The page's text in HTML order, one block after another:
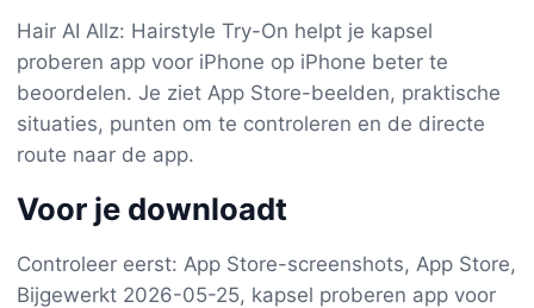
Hair AI Allz: Hairstyle Try-On helpt je kapsel
proberen app voor iPhone op iPhone beter te
beoordelen. Je ziet App Store-beelden, praktische
situaties, punten om te controleren en de directe
route naar de app.
Voor je downloadt
Controleer eerst: App Store-screenshots, App Store,
Bijgewerkt 2026-05-25, kapsel proberen app voor